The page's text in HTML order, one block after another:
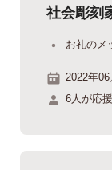
社会彫刻
お礼のメ
2022年06
6人が応